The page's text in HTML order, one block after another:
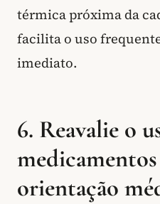
térmica próxima da
facilita o uso
imediato.
6. Reavalie o
orientação